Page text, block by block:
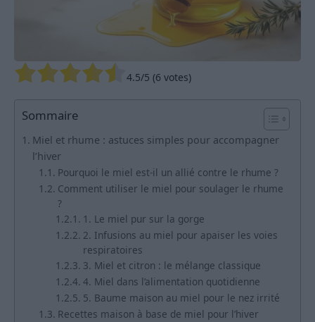
4.5/5 (6 votes)
Sommaire
Miel et rhume : astuces simples pour accompagner
l’hiver
Pourquoi le miel est-il un allié contre le rhume ?
Comment utiliser le miel pour soulager le rhume
?
1. Le miel pur sur la gorge
2. Infusions au miel pour apaiser les voies
respiratoires
3. Miel et citron : le mélange classique
4. Miel dans l’alimentation quotidienne
5. Baume maison au miel pour le nez irrité
Recettes maison à base de miel pour l’hiver